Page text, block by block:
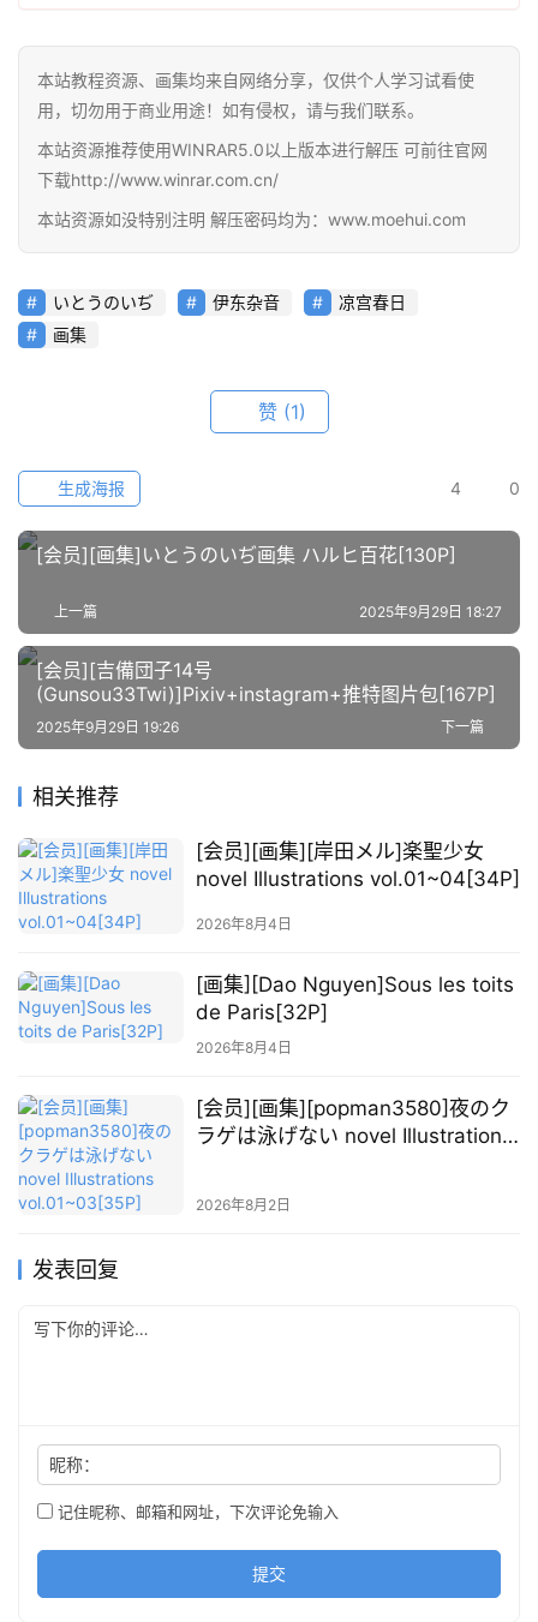
线
教
程
资
源
公
开
图
例
素
材
绘
图
库
于
本
站
本站教程资源、画集均来自网络分享，仅供个人学习试看使
用，切勿用于商业用途！如有侵权，请与我们联系。
本站资源推荐使用WINRAR5.0以上版本进行解压 可前往官网
下载http://www.winrar.com.cn/
本站资源如没特别注明 解压密码均为：www.moehui.com
いとうのいぢ 伊东杂音
凉宫春日
画集
赞 (1)
4 0
生成海报
[会员][画集]いとうのいぢ画集 ハルヒ百花[130P]
上一篇 2025年9月29日 18:27
[会员][吉備団子14号
(Gunsou33Twi)]Pixiv+instagram+推特图片包[167P]
下一篇
2025年9月29日 19:26
相关推荐
[会员][画集][岸田メル]楽聖少女
novel Illustrations vol.01~04[34P]
2026年8月4日
[画集][Dao Nguyen]Sous les toits
de Paris[32P]
2026年8月4日
[会员][画集][popman3580]夜のク
ラゲは泳げない novel Illustrations
2026年8月2日
发表回复
昵称：
记住昵称、邮箱和网址，下次评论免输入
提交